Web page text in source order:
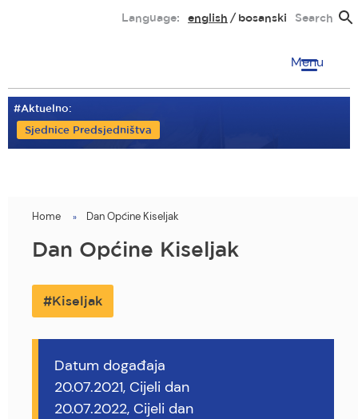
Language: english bosanski Search
Menu
#Aktuelno:
Sjednice Predsjedništva
You
are
Home Dan Općine Kiseljak
Dan Općine Kiseljak
Kiseljak
Datum događaja
20.07.2021, Cijeli dan
20.07.2022, Cijeli dan